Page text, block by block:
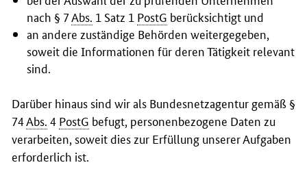
nach § 7 Abs. 1 Satz 1 PostG berücksichtigt und
an andere zuständige Behörden weitergegeben,
soweit die Informationen für deren Tätigkeit relevant
sind.
Darüber hinaus sind wir als Bundesnetzagentur gemäß §
74Abs. 4 PostG befugt, personenbezogene Daten zu
verarbeiten, soweit dies zur Erfüllung unserer Aufgaben
erforderlich ist.